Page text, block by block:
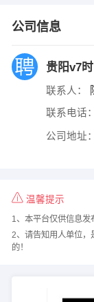
公司信息
贵阳v7
联系人：
联系电话：
公司地址：
温馨提示
1、本平台仅供信息发
2、请告知用人单位，
的！